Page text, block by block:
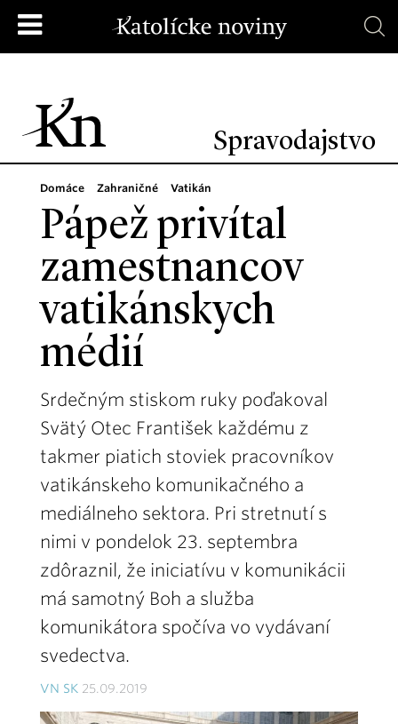
Spravodajstvo
Domáce Zahraničné Vatikán
Pápež privítal
zamestnancov
vatikánskych
médií
Srdečným stiskom ruky poďakoval
Svätý Otec František každému z
takmer piatich stoviek pracovníkov
vatikánskeho komunikačného a
mediálneho sektora. Pri stretnutí s
nimi v pondelok 23. septembra
zdôraznil, že iniciatívu v komunikácii
má samotný Boh a služba
komunikátora spočíva vo vydávaní
svedectva.
VN SK 25.09.2019